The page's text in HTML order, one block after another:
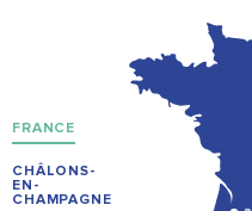
FRANCE
CHÂLONS-
EN-
CHAMPAGNE